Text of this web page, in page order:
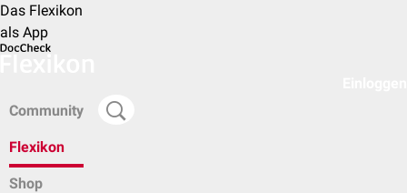
Das Flexikon
als App
Community
Flexikon
Shop